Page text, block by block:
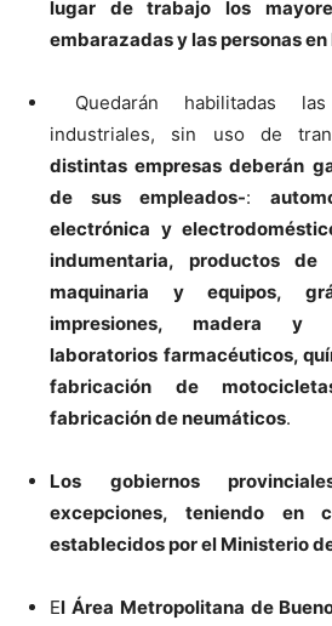
lugar de trabajo los
embarazadas y las personas
Quedarán habilitadas
industriales, sin uso de
distintas empresas deberán
de sus empleados-:
electrónica y
indumentaria, productos de
maquinaria y equipos,
impresiones, madera y
laboratorios farmacéuticos,
fabricación de
fabricación de neumáticos.
Los gobiernos
excepciones, teniendo en
establecidos por el Ministerio
El Área Metropolitana de